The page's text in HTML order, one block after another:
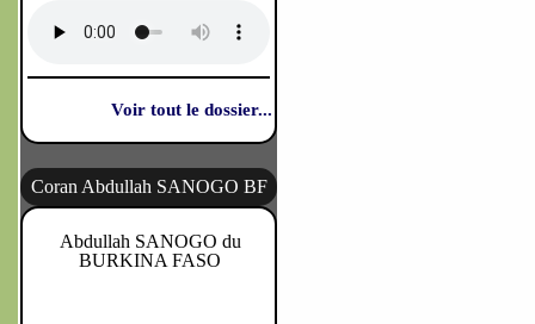
Voir tout le dossier...
Coran Abdullah SANOGO BF
Abdullah SANOGO du
BURKINA FASO